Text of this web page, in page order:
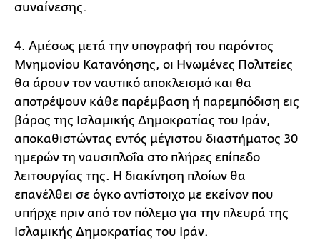
συναίνεσης.
4. Αμέσως μετά την υπογραφή του παρόντος
Μνημονίου Κατανόησης, οι Ηνωμένες Πολιτείες
θα άρουν τον ναυτικό αποκλεισμό και θα
αποτρέψουν κάθε παρέμβαση ή παρεμπόδιση εις
βάρος της Ισλαμικής Δημοκρατίας του Ιράν,
αποκαθιστώντας εντός μέγιστου διαστήματος 30
ημερών τη ναυσιπλοΐα στο πλήρες επίπεδο
λειτουργίας της. Η διακίνηση πλοίων θα
επανέλθει σε όγκο αντίστοιχο με εκείνον που
υπήρχε πριν από τον πόλεμο για την πλευρά της
Ισλαμικής Δημοκρατίας του Ιράν.